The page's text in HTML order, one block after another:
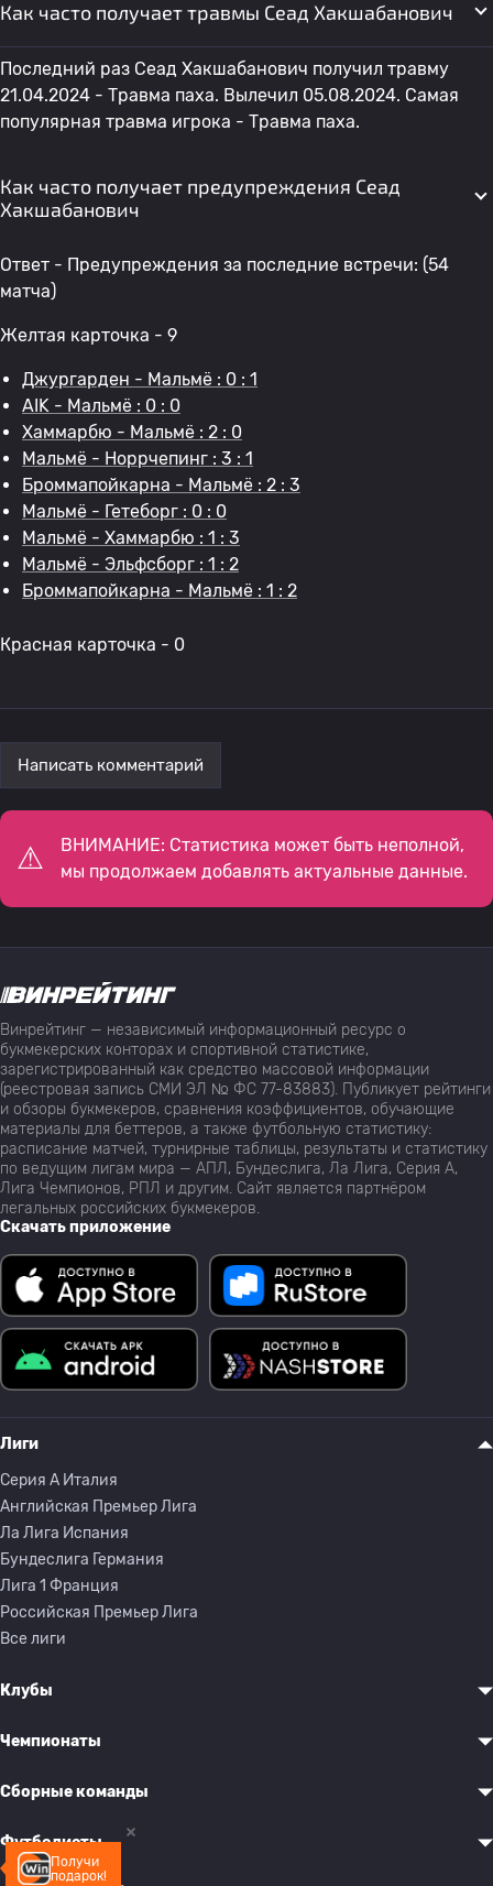
Как часто получает травмы Сеад Хакшабанович
Последний раз Сеад Хакшабанович получил травму
21.04.2024 - Травма паха. Вылечил 05.08.2024. Самая
популярная травма игрока - Травма паха.
Как часто получает предупреждения Сеад
Хакшабанович
Ответ - Предупреждения за последние встречи: (54
матча)
Желтая карточка - 9
Джургарден - Мальмё : 0 : 1
AIK - Мальмё : 0 : 0
Хаммарбю - Мальмё : 2 : 0
Мальмё - Норрчепинг : 3 : 1
Броммапойкарна - Мальмё : 2 : 3
Мальмё - Гетеборг : 0 : 0
Мальмё - Хаммарбю : 1 : 3
Мальмё - Эльфсборг : 1 : 2
Броммапойкарна - Мальмё : 1 : 2
Красная карточка - 0
Написать комментарий
ВНИМАНИЕ: Статистика может быть неполной,
мы продолжаем добавлять актуальные данные.
Получи
подарок!
Винрейтинг — независимый информационный ресурс о
букмекерских конторах и спортивной статистике,
зарегистрированный как средство массовой информации
(реестровая запись СМИ ЭЛ № ФС 77-83883). Публикует рейтинги
и обзоры букмекеров, сравнения коэффициентов, обучающие
материалы для беттеров, а также футбольную статистику:
расписание матчей, турнирные таблицы, результаты и статистику
по ведущим лигам мира — АПЛ, Бундеслига, Ла Лига, Серия А,
Лига Чемпионов, РПЛ и другим. Сайт является партнёром
легальных российских букмекеров.
Скачать приложение
Лиги
Серия A Италия
Английская Премьер Лига
Ла Лига Испания
Бундеслига Германия
Лига 1 Франция
Российская Премьер Лига
Все лиги
Клубы
Чемпионаты
Сборные команды
Футболисты